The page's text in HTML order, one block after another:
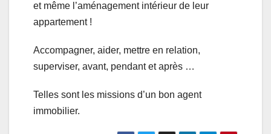
et même l’aménagement intérieur de leur
appartement !
Accompagner, aider, mettre en relation,
superviser, avant, pendant et après …
Telles sont les missions d’un bon agent
immobilier.